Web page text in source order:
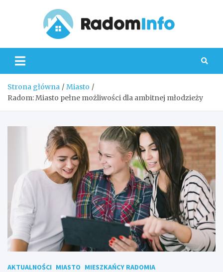
Strona główna
Miasto
Radom: Miasto pełne możliwości dla ambitnej młodzieży
AKTUALNOŚCI MIASTO MIESZKAŃCY RADOMIA